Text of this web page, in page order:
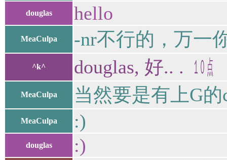
douglas hello
MeaCulpa -nr不行的，万一
^k^ douglas, 好.. . ㍢
MeaCulpa 当然要是有上G的
MeaCulpa :)
douglas :)